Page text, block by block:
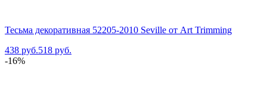
Тесьма декоративная 52205-2010 Seville от Art Trimming
438 руб.518 руб.
-16%